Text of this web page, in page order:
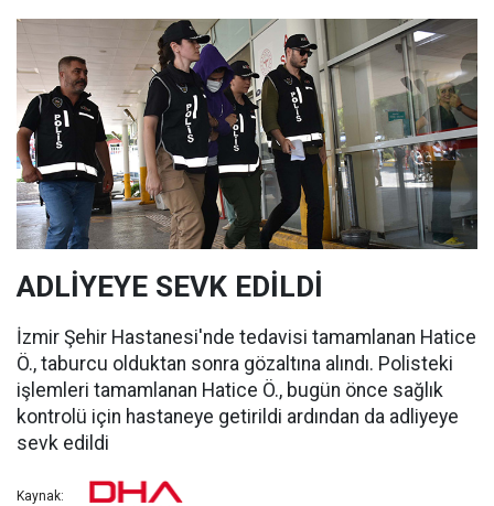
ADLİYEYE SEVK EDİLDİ
İzmir Şehir Hastanesi'nde tedavisi tamamlanan Hatice
Ö., taburcu olduktan sonra gözaltına alındı. Polisteki
işlemleri tamamlanan Hatice Ö., bugün önce sağlık
kontrolü için hastaneye getirildi ardından da adliyeye
sevk edildi
Kaynak: